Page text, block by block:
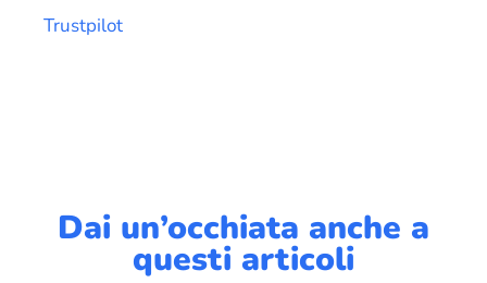
Trustpilot
Dai un’occhiata anche a
questi articoli